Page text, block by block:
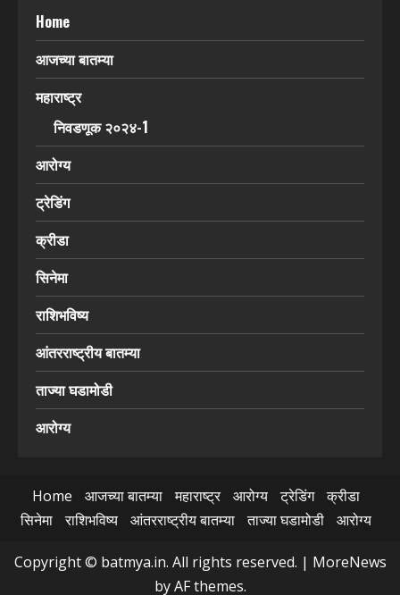
Home
आजच्या बातम्या
महाराष्ट्र
निवडणूक २०२४-1
आरोग्य
ट्रेडिंग
क्रीडा
सिनेमा
राशिभविष्य
आंतरराष्ट्रीय बातम्या
ताज्या घडामोडी
आरोग्य
Home आजच्या बातम्या महाराष्ट्र आरोग्य ट्रेडिंग
क्रीडा
सिनेमा
राशिभविष्य आंतरराष्ट्रीय बातम्या ताज्या घडामोडी आरोग्य
Copyright © batmya.in. All rights reserved. | MoreNews
by AF themes.